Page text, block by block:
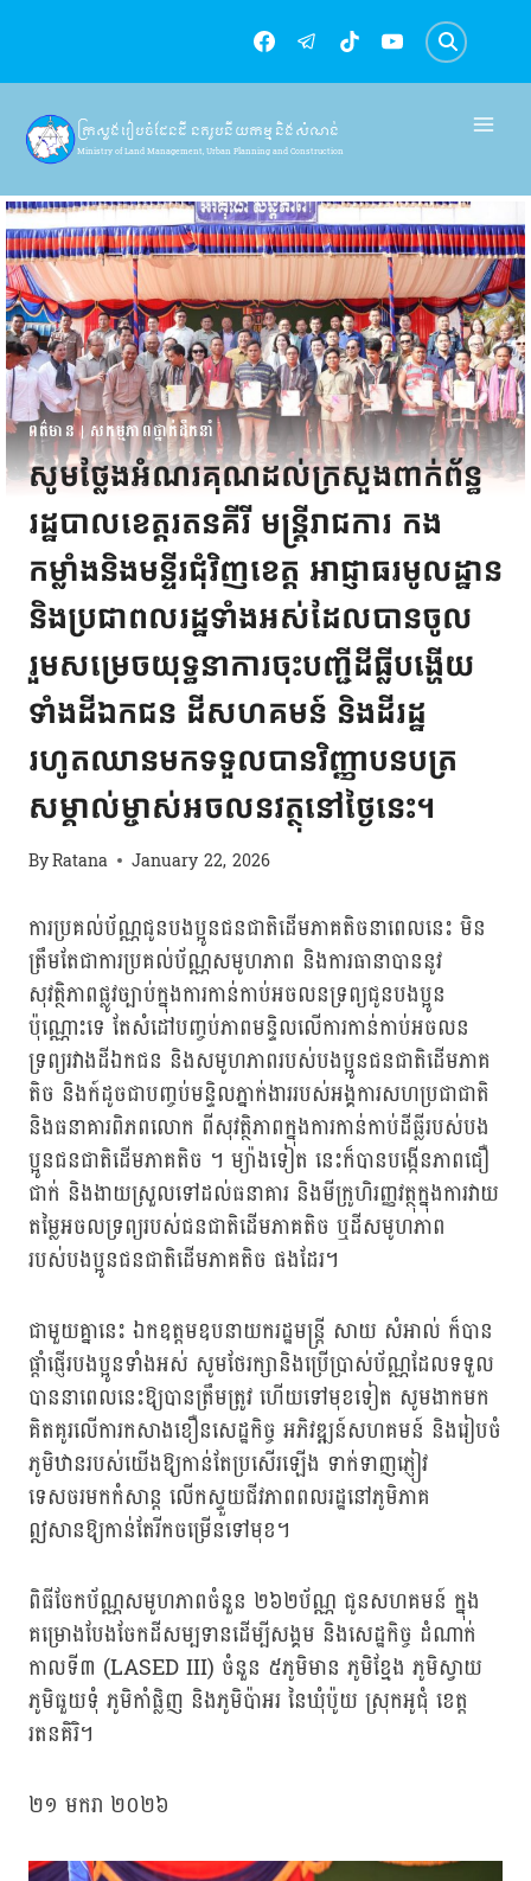
content
ក្រសួងរៀបចំដែនដី នគរូបនីយកម្ម និងសំណង់
Ministry of Land Management, Urban Planning and Construction
ពត៌មាន|សកម្មភាពថ្នាក់ដឹកនាំ
សូមថ្លែងអំណរគុណដល់ក្រសួងពាក់ព័ន្ធ
រដ្ឋបាលខេត្តរតនគីរី មន្ត្រីរាជការ កង
កម្លាំងនិងមន្ទីរជុំវិញខេត្ត អាជ្ញាធរមូលដ្ឋាន
និងប្រជាពលរដ្ឋទាំងអស់ដែលបានចូល
រួមសម្រេចយុទ្ធនាការចុះបញ្ជីដីធ្លីបង្ហើយ
ទាំងដីឯកជន ដីសហគមន៍ និងដីរដ្ឋ
រហូតឈានមកទទួលបានវិញ្ញាបនបត្រ
សម្គាល់ម្ចាស់អចលនវត្ថុនៅថ្ងៃនេះ។
ByRatana January 22, 2026
ការប្រគល់ប័ណ្ណជូនបងប្អូនជនជាតិដើមភាគតិចនាពេលនេះ មិន
ត្រឹមតែជាការប្រគល់ប័ណ្ណសមូហភាព និងការធានាបាននូវ
សុវត្ថិភាពផ្លូវច្បាប់ក្នុងការកាន់កាប់អចលនទ្រព្យជូនបងប្អូន
ប៉ុណ្ណោះទេ តែសំដៅបញ្ចប់ភាពមន្ទិលលើការកាន់កាប់អចលន
ទ្រព្យរវាងដីឯកជន និងសមូហភាពរបស់បងប្អូនជនជាតិដើមភាគ
តិច និងក៍ដូចជាបញ្ចប់មន្ទិលភ្នាក់ងាររបស់អង្គការសហប្រជាជាតិ
និងធនាគារពិភពលោក ពីសុវត្ថិភាពក្នុងការកាន់កាប់ដីធ្លីរបស់បង
ប្អូនជនជាតិដើមភាគតិច ។ ម្យ៉ាងទៀត នេះក៏បានបង្កើនភាពជឿ
ជាក់ និងងាយស្រួលទៅដល់ធនាគារ និងមីក្រូហិរញ្ញវត្ថុក្នុងការវាយ
តម្លៃអចលទ្រព្យរបស់ជនជាតិដើមភាគតិច ឬដីសមូហភាព
របស់បងប្អូនជនជាតិដើមភាគតិច ផងដែរ។
ជាមួយគ្នានេះ ឯកឧត្តមឧបនាយករដ្ឋមន្ត្រី សាយ សំអាល់ ក៏បាន
ផ្តាំផ្ញើរបងប្អូនទាំងអស់ សូមថែរក្សានិងប្រើប្រាស់ប័ណ្ណដែលទទួល
បាននាពេលនេះឱ្យបានត្រឹមត្រូវ ហើយទៅមុខទៀត សូមងាកមក
គិតគូរលើការកសាងខឿនសេដ្ឋកិច្ច អភិវឌ្ឍន៍សហគមន៍ និងរៀបចំ
ភូមិឋានរបស់យើងឱ្យកាន់តែប្រសើរឡើង ទាក់ទាញភ្ញៀវ
ទេសចរមកកំសាន្ត លើកស្ទួយជីវភាពពលរដ្ឋនៅភូមិភាគ
ឦសានឱ្យកាន់តែរីកចម្រើនទៅមុខ។
ពិធីចែកប័ណ្ណសមូហភាពចំនួន ២៦២ប័ណ្ណ ជូនសហគមន៍ ក្នុង
គម្រោងបែងចែកដីសម្បទានដើម្បីសង្គម និងសេដ្ឋកិច្ច ដំណាក់
កាលទី៣ (LASED III) ចំនួន ៥ភូមិមាន ភូមិខ្មែង ភូមិស្វាយ
ភូមិធួយទុំ ភូមិកាំផ្លិញ និងភូមិប៉ាអរ នៃឃុំប៉ូយ ស្រុកអូជុំ ខេត្ត
រតនគិរិ។
២១ មករា ២០២៦